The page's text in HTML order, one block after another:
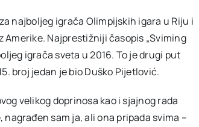
najboljeg igrača Olimpijskih igara u Riju i
Najprestižniji časopis „Sviming
igrača sveta u 2016. To je drugi put
broj jedan je bio Duško Pijetlović.
velikog doprinosa kao i sjajnog rada
sam ja, ali ona pripada svima –